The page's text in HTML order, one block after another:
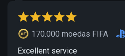
170.000 moedas FIFA
Excellent service